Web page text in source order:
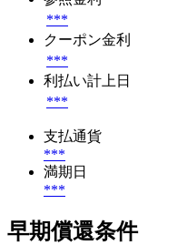
***
クーポン金利
***
利払い計上日
***
支払通貨
***
満期日
***
早期償還条件